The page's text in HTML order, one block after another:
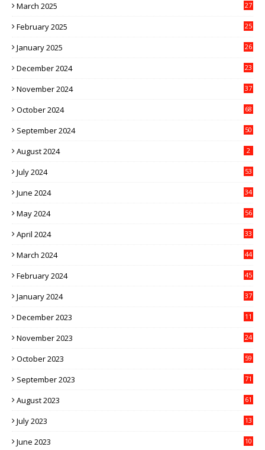
March 2025 27
February 2025 25
January 2025 26
December 2024 23
November 2024 37
October 2024 68
September 2024 50
August 2024 2
July 2024 53
June 2024 34
May 2024 56
April 2024 33
March 2024 44
February 2024 45
January 2024 37
December 2023 11
November 2023 24
October 2023 59
September 2023 71
August 2023 61
July 2023
13
June 2023
10